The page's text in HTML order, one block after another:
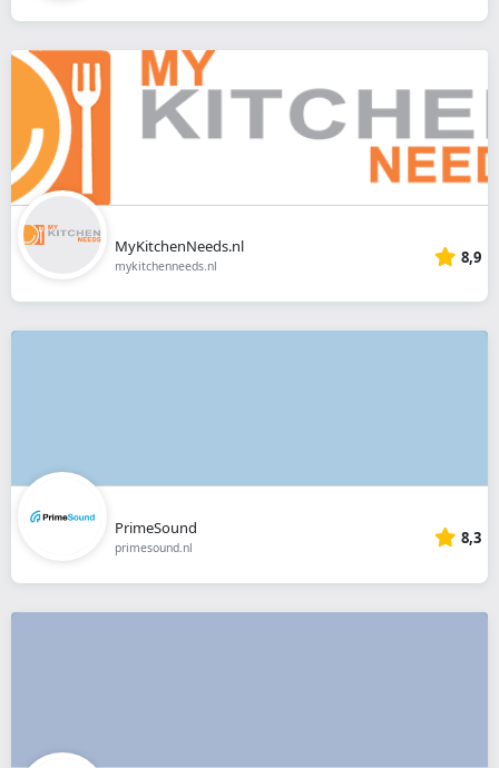
MyKitchenNeeds.nl
mykitchenneeds.nl 8,9
PrimeSound
primesound.nl 8,3